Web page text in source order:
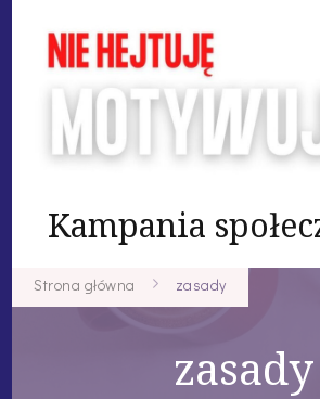
Kampania
Strona główna zasady
zasady